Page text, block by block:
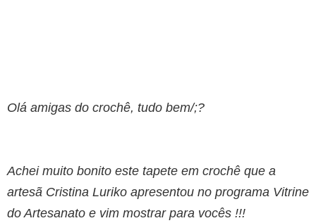
Olá amigas do crochê, tudo bem/;?
Achei muito bonito este tapete em crochê que a
artesã Cristina Luriko apresentou no programa Vitrine
do Artesanato e vim mostrar para vocês !!!